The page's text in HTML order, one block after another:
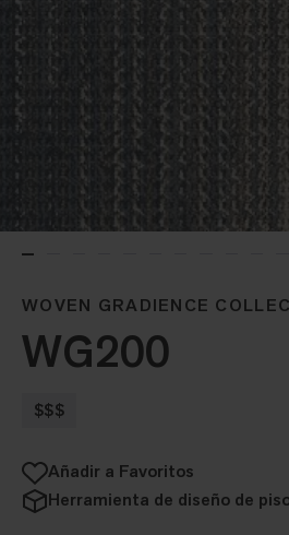
WOVEN GRADIENCE
WG200
$$$
Añadir a Favoritos
Herramienta de diseño de